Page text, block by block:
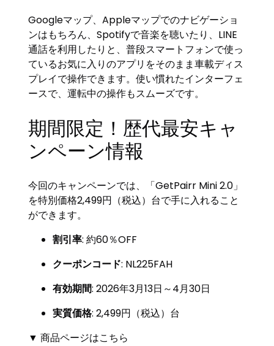
Googleマップ、Appleマップでのナビゲーショ
ンはもちろん、Spotifyで音楽を聴いたり、LINE
通話を利用したりと、普段スマートフォンで使っ
ているお気に入りのアプリをそのまま車載ディス
プレイで操作できます。使い慣れたインターフェ
ースで、運転中の操作もスムーズです。
期間限定！歴代最安キャ
ンペーン情報
今回のキャンペーンでは、「GetPairr Mini 2.0」
を特別価格2,499円（税込）台で手に入れること
ができます。
割引率: 約60％OFF
クーポンコード: NL225FAH
有効期間: 2026年3月13日～4月30日
実質価格: 2,499円（税込）台
▼ 商品ページはこちら